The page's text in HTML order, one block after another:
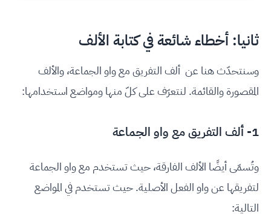
ثانيا: أخطاء شائعة في كتابة الألف
وسنتحدّث هنا عن ألف التفريق مع واو الجماعة، والألف
المقصورة والقائمة. لنتعرّف على كلّ منها ومواضع استخدامها:
1- ألف التفريق مع واو الجماعة
وتُسمّى أيضًا الألف الفارقة، حيث تستخدم مع واو الجماعة
لتفريقها عن واو الفعل الأصلية. حيث تستخدم في المواضع
التالية: